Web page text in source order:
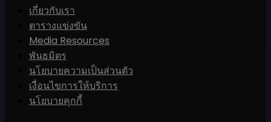
เกี่ยวกับเรา
ตารางแข่งขัน
Media Resources
พันธมิตร
นโยบายความเป็นส่วนตัว
เงื่อนไขการให้บริการ
นโยบายคุกกี้